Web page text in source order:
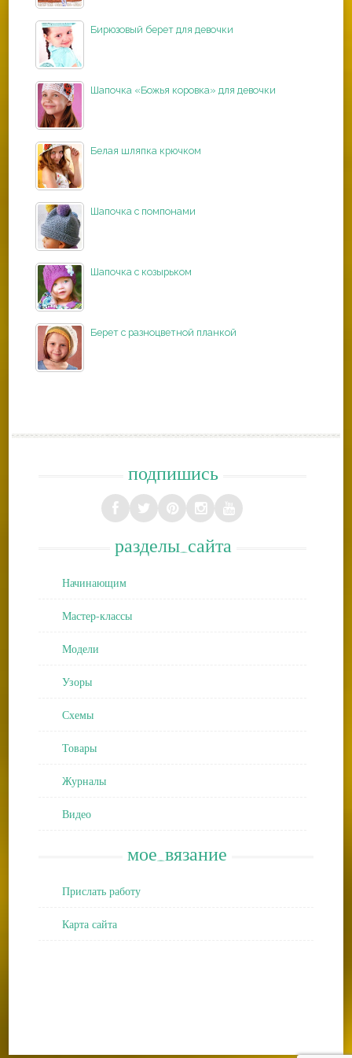
Бирюзовый берет для девочки
Шапочка «Божья коровка» для девочки
Белая шляпка крючком
Шапочка с помпонами
Шапочка с козырьком
Берет с разноцветной планкой
подпишись
разделы_сайта
Начинающим
Мастер-классы
Модели
Узоры
Схемы
Товары
Журналы
Видео
мое_вязание
Прислать работу
Карта сайта